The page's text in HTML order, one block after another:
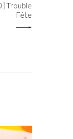
Trouble
Fête